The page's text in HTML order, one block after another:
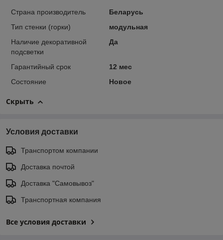
Страна производитель
Беларусь
Тип стенки (горки)
модульная
Наличие декоративной
подсветки
Да
Гарантийный срок
12 мес
Состояние
Новое
Скрыть
Условия доставки
Транспортом компании
Доставка почтой
Доставка "Самовывоз"
Транспортная компания
Все условия доставки